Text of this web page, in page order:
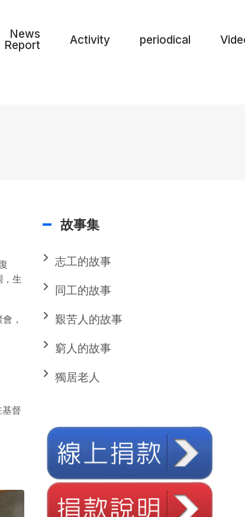
News
Report
Activity periodical
，生
，
督
故事集
志工的故事
同工的故事
艱苦人的故事
窮人的故事
獨居老人